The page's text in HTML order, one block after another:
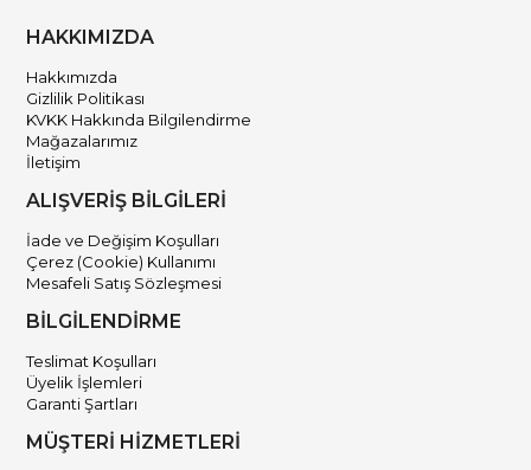
HAKKIMIZDA
Hakkımızda
Gizlilik Politikası
KVKK Hakkında Bilgilendirme
Mağazalarımız
İletişim
ALIŞVERİŞ BİLGİLERİ
İade ve Değişim Koşulları
Çerez (Cookie) Kullanımı
Mesafeli Satış Sözleşmesi
BİLGİLENDİRME
Teslimat Koşulları
Üyelik İşlemleri
Garanti Şartları
MÜŞTERİ HİZMETLERİ